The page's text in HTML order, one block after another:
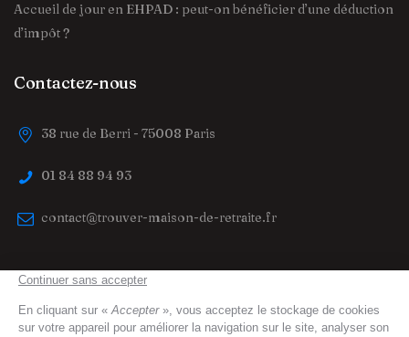
Accueil de jour en EHPAD : peut-on bénéficier d’une déduction
d’impôt ?
Contactez-nous
38 rue de Berri - 75008 Paris
01 84 88 94 93
contact@trouver-maison-de-retraite.fr